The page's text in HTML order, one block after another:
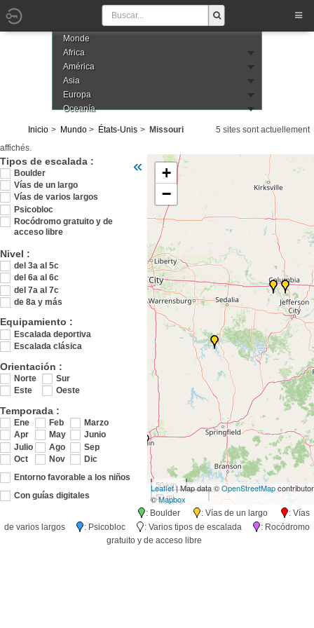
Monde
Africa
América
Asia
Europa
Oceanía
Inicio Mundo États-Unis Missouri
5 sites sont actuellement
affichés.
Tipos de escalada :
Boulder
Vías de un largo
Vías de varios largos
Psicobloc
Rocódromo gratuito y de
acceso libre
Nivel :
del 3a al 5c
del 6a al 6c
del 7a al 7c
de 8a y más
Equipamiento :
Escalada deportiva
Escalada clásica
Orientación :
Norte
Sur
Este
Oeste
Temporada :
Ene Feb
Marzo
Apr
May
Junio
Julio
Ago
Sep
Oct
Nov
Dic
Entorno favorable a los niños
Con guías digitales
« Veuillez patienter pendant le chargement
+
−
50 km
50 mi
Leaflet| Map data ©OpenStreetMap
©Mapbox
: Boulder : Vías de un largo
: Vías
de varios largos
: Psicobloc : Varios tipos de escalada
: Rocódromo
gratuito y de acceso libre